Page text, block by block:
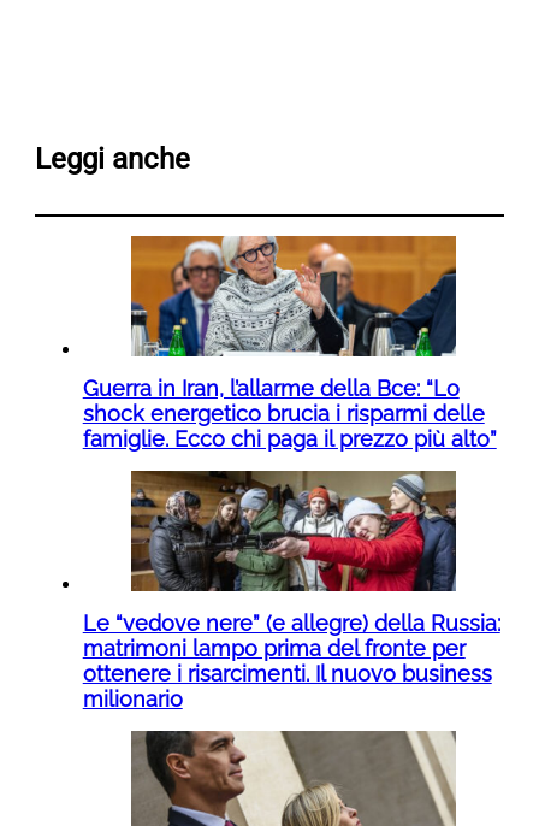
Leggi anche
Guerra in Iran, l’allarme della Bce: “Lo
shock energetico brucia i risparmi delle
famiglie. Ecco chi paga il prezzo più alto”
Le “vedove nere” (e allegre) della Russia:
matrimoni lampo prima del fronte per
ottenere i risarcimenti. Il nuovo business
milionario